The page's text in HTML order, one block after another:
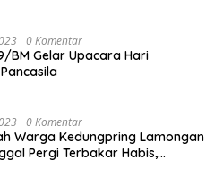
0 Komentar
BM Gelar Upacara Hari
0 Komentar
Warga Kedungpring Lamongan
Pergi Terbakar Habis,